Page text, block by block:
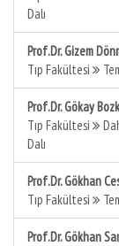
Dalı
Prof.Dr. Gizem
Tıp Fakültesi
Prof.Dr. Gökay
Tıp Fakültesi
Dalı
Prof.Dr. Gökhan
Tıp Fakültesi
Prof.Dr. Gökhan